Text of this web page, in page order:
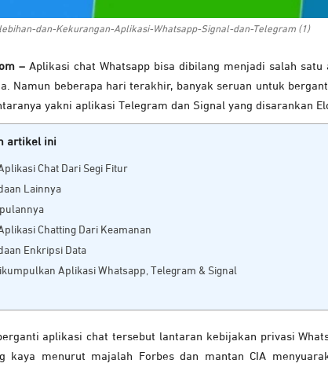
dan-Kekurangan-Aplikasi-Whatsapp-Signal-dan-Telegram (1)
– Aplikasi chat Whatsapp bisa dibilang menjadi salah
Namun beberapa hari terakhir, banyak seruan untuk
yakni aplikasi Telegram dan Signal yang disarankan
artikel ini
Chat Dari Segi Fitur
Lainnya
Chatting Dari Keamanan
Enkripsi Data
Aplikasi Whatsapp, Telegram & Signal
aplikasi chat tersebut lantaran kebijakan privasi
kaya menurut majalah Forbes dan mantan CIA